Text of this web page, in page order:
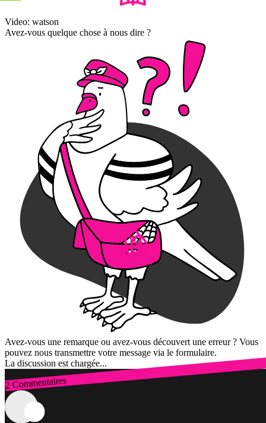
Video: watson
Avez-vous quelque chose à nous dire ?
Avez-vous une remarque ou avez-vous découvert une erreur ? Vous
pouvez nous transmettre votre message via le formulaire.
La discussion est chargée...
2 Commentaires
Connexion